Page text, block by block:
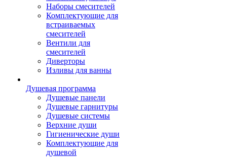
Наборы смесителей
Комплектующие для
встраиваемых
смесителей
Вентили для
смесителей
Диверторы
Изливы для ванны
Душевая программа
Душевые панели
Душевые гарнитуры
Душевые системы
Верхние души
Гигиенические души
Комплектующие для
душевой